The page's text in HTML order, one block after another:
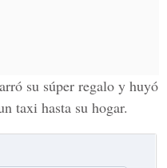
su súper regalo y huyó
taxi hasta su hogar.